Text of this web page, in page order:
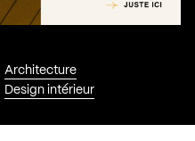
Architecture
Design intérieur